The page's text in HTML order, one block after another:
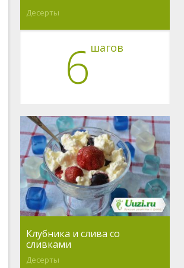
Десерты
6 шагов
Клубника и слива со
сливками
Десерты